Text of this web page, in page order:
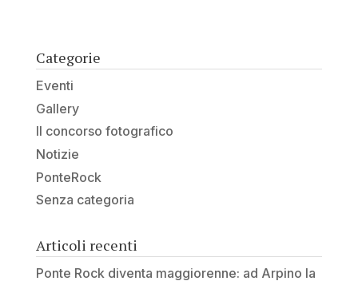
Categorie
Eventi
Gallery
Il concorso fotografico
Notizie
PonteRock
Senza categoria
Articoli recenti
Ponte Rock diventa maggiorenne: ad Arpino la